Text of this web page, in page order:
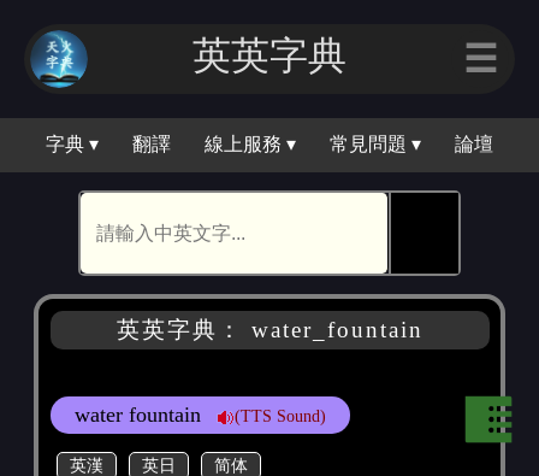
英英字典 ☰
字典 ▾ 翻譯 線上服務 ▾ 常見問題 ▾ 論壇
英英字典： water_fountain
water fountain (TTS Sound)
英漢 英日 简体